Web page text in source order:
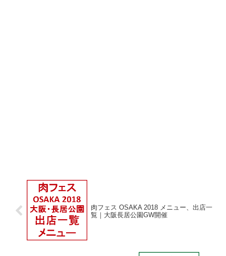
肉フェス OSAKA 2018 メニュー、出店一
覧｜大阪長居公園GW開催